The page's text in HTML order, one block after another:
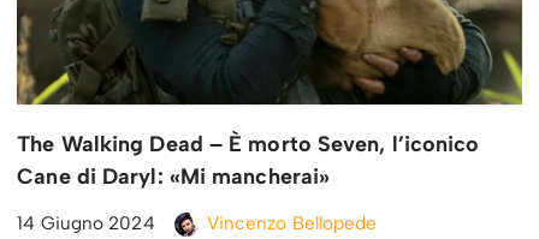
The Walking Dead – È morto Seven, l’iconico
Cane di Daryl: «Mi mancherai»
14 Giugno 2024 Vincenzo Bellopede